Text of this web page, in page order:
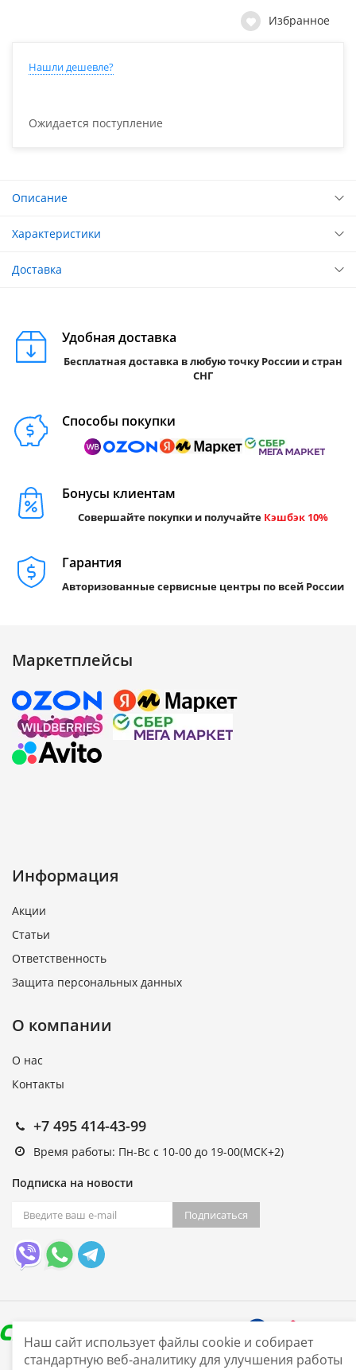
Избранное
Нашли дешевле?
Ожидается поступление
Описание
Характеристики
Доставка
Удобная доставка
Бесплатная доставка в любую точку России и стран
СНГ
Способы покупки
Бонусы клиентам
Совершайте покупки и получайте Кэшбэк 10%
Гарантия
Авторизованные сервисные центры по всей России
Маркетплейсы
Информация
Акции
Статьи
Ответственность
Защита персональных данных
О компании
О нас
Контакты
+7 495 414-43-99
Время работы: Пн-Вс с 10-00 до 19-00(МСК+2)
Подписка на новости
Подписаться
Наш сайт использует файлы cookie и собирает
стандартную веб-аналитику для улучшения работы